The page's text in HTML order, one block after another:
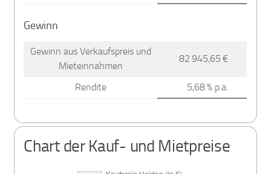
Gewinn
Gewinn aus Verkaufspreis und
Mieteinnahmen
82 945,65 €
Rendite 5,68 % p.a.
Chart der Kauf- und Mietpreise